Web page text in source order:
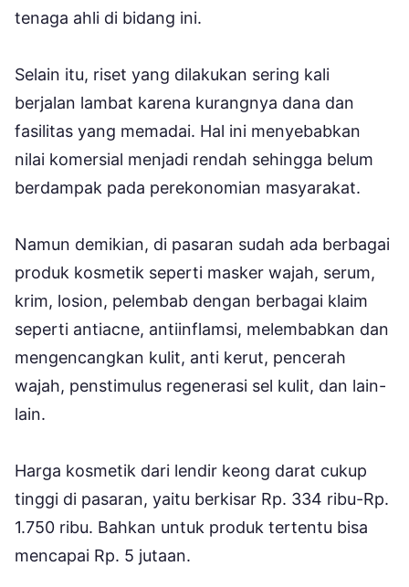
tenaga ahli di bidang ini.
Selain itu, riset yang dilakukan sering kali
berjalan lambat karena kurangnya dana dan
fasilitas yang memadai. Hal ini menyebabkan
nilai komersial menjadi rendah sehingga belum
berdampak pada perekonomian masyarakat.
Namun demikian, di pasaran sudah ada berbagai
produk kosmetik seperti masker wajah, serum,
krim, losion, pelembab dengan berbagai klaim
seperti antiacne, antiinflamsi, melembabkan dan
mengencangkan kulit, anti kerut, pencerah
wajah, penstimulus regenerasi sel kulit, dan lain-
lain.
Harga kosmetik dari lendir keong darat cukup
tinggi di pasaran, yaitu berkisar Rp. 334 ribu-Rp.
1.750 ribu. Bahkan untuk produk tertentu bisa
mencapai Rp. 5 jutaan.